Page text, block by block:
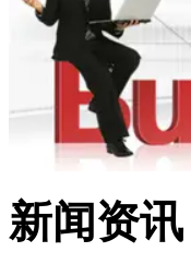
新闻资讯